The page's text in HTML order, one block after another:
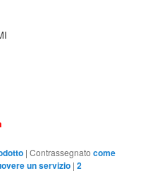
|Contrassegnato come
un servizio |2